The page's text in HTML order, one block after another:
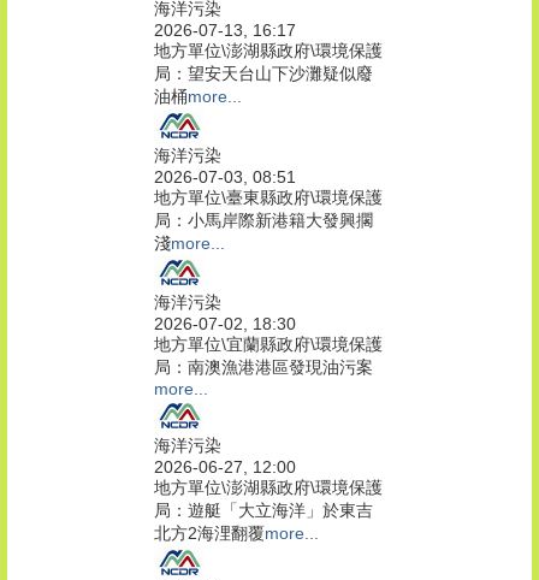
海洋污染
2026-07-13, 16:17
地方單位\澎湖縣政府\環境保護
局：望安天台山下沙灘疑似廢
油桶more...
海洋污染
2026-07-03, 08:51
地方單位\臺東縣政府\環境保護
局：小馬岸際新港籍大發興擱
淺more...
海洋污染
2026-07-02, 18:30
地方單位\宜蘭縣政府\環境保護
局：南澳漁港港區發現油污案
more...
海洋污染
2026-06-27, 12:00
地方單位\澎湖縣政府\環境保護
局：遊艇「大立海洋」於東吉
北方2海浬翻覆more...